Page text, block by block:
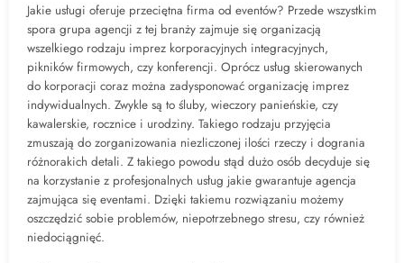
Jakie usługi oferuje przeciętna firma od eventów? Przede wszystkim
spora grupa agencji z tej branży zajmuje się organizacją
wszelkiego rodzaju imprez korporacyjnych integracyjnych,
pikników firmowych, czy konferencji. Oprócz usług skierowanych
do korporacji coraz można zadysponować organizację imprez
indywidualnych. Zwykle są to śluby, wieczory panieńskie, czy
kawalerskie, rocznice i urodziny. Takiego rodzaju przyjęcia
zmuszają do zorganizowania niezliczonej ilości rzeczy i dogrania
różnorakich detali. Z takiego powodu stąd dużo osób decyduje się
na korzystanie z profesjonalnych usług jakie gwarantuje agencja
zajmująca się eventami. Dzięki takiemu rozwiązaniu możemy
oszczędzić sobie problemów, niepotrzebnego stresu, czy również
niedociągnięć.